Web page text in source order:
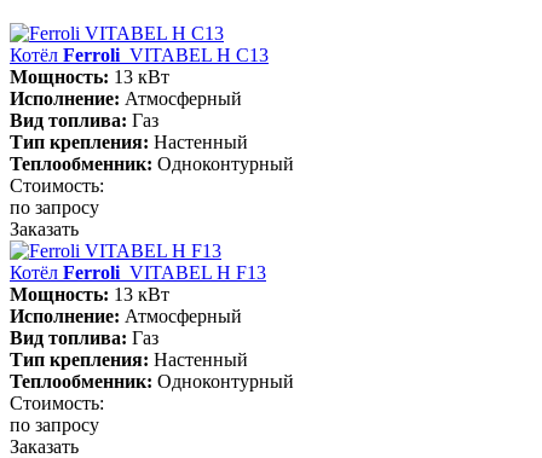
Котёл Ferroli VITABEL H С13
Мощность: 13 кВт
Исполнение: Атмосферный
Вид топлива: Газ
Тип крепления: Настенный
Теплообменник: Одноконтурный
Стоимость:
по запросу
Заказать
Котёл Ferroli VITABEL H F13
Мощность: 13 кВт
Исполнение: Атмосферный
Вид топлива: Газ
Тип крепления: Настенный
Теплообменник: Одноконтурный
Стоимость:
по запросу
Заказать